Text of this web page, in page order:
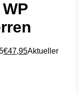
€47,95Aktueller